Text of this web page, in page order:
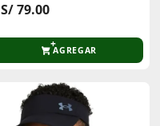
S/ 79.00
AGREGAR